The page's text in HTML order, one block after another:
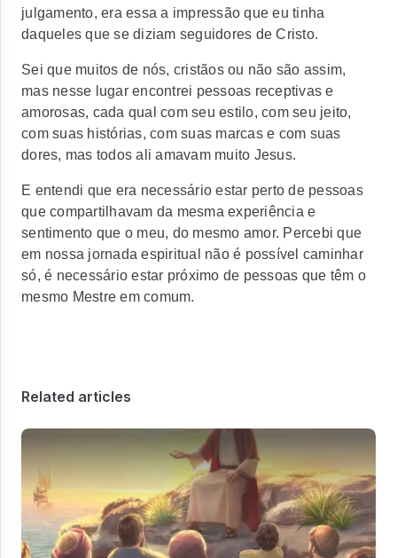
julgamento, era essa a impressão que eu tinha
daqueles que se diziam seguidores de Cristo.
Sei que muitos de nós, cristãos ou não são assim,
mas nesse lugar encontrei pessoas receptivas e
amorosas, cada qual com seu estilo, com seu jeito,
com suas histórias, com suas marcas e com suas
dores, mas todos ali amavam muito Jesus.
E entendi que era necessário estar perto de pessoas
que compartilhavam da mesma experiência e
sentimento que o meu, do mesmo amor. Percebi que
em nossa jornada espiritual não é possível caminhar
só, é necessário estar próximo de pessoas que têm o
mesmo Mestre em comum.
Related articles